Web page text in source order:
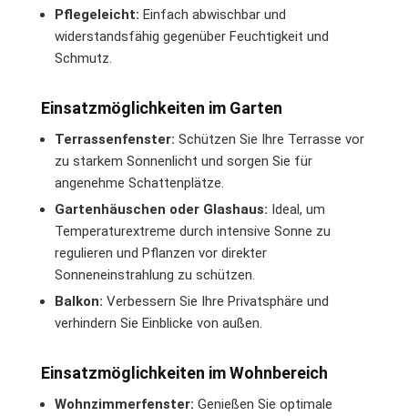
Pflegeleicht: Einfach abwischbar und
widerstandsfähig gegenüber Feuchtigkeit und
Schmutz.
Einsatzmöglichkeiten im Garten
Terrassenfenster: Schützen Sie Ihre Terrasse vor
zu starkem Sonnenlicht und sorgen Sie für
angenehme Schattenplätze.
Gartenhäuschen oder Glashaus: Ideal, um
Temperaturextreme durch intensive Sonne zu
regulieren und Pflanzen vor direkter
Sonneneinstrahlung zu schützen.
Balkon: Verbessern Sie Ihre Privatsphäre und
verhindern Sie Einblicke von außen.
Einsatzmöglichkeiten im Wohnbereich
Wohnzimmerfenster: Genießen Sie optimale